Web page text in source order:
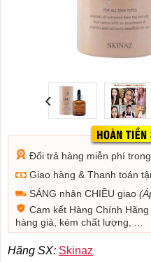
‹
Đổi trả hàng miễn phí
Giao hàng & Thanh toán
SÁNG nhận CHIỀU giao
Cam kết Hàng Chính
hàng giả, kém chất lượng, ...
Hãng SX: Skinaz